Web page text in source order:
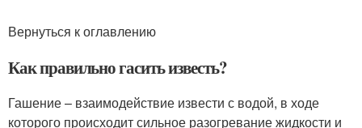
Вернуться к оглавлению
Как правильно гасить известь?
Гашение – взаимодействие извести с водой, в ходе
которого происходит сильное разогревание жидкости и